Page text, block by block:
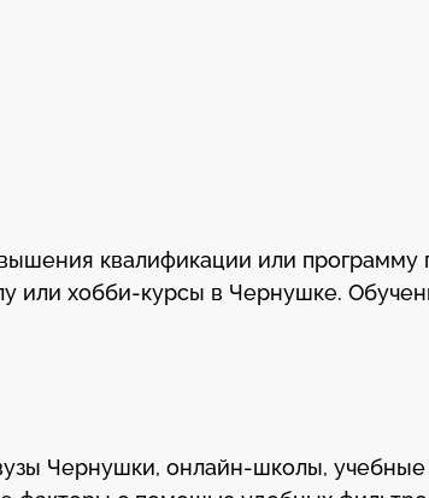
квалификации или
или хобби-курсы в Чернушке.
Чернушки, онлайн-школы,